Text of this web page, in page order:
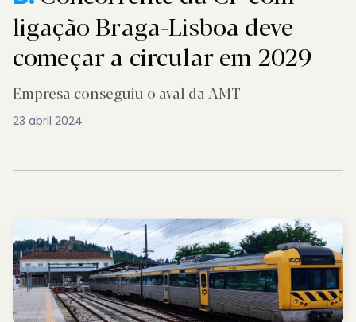
ligação Braga-Lisboa deve
começar a circular em 2029
Empresa conseguiu o aval da AMT
23 abril 2024